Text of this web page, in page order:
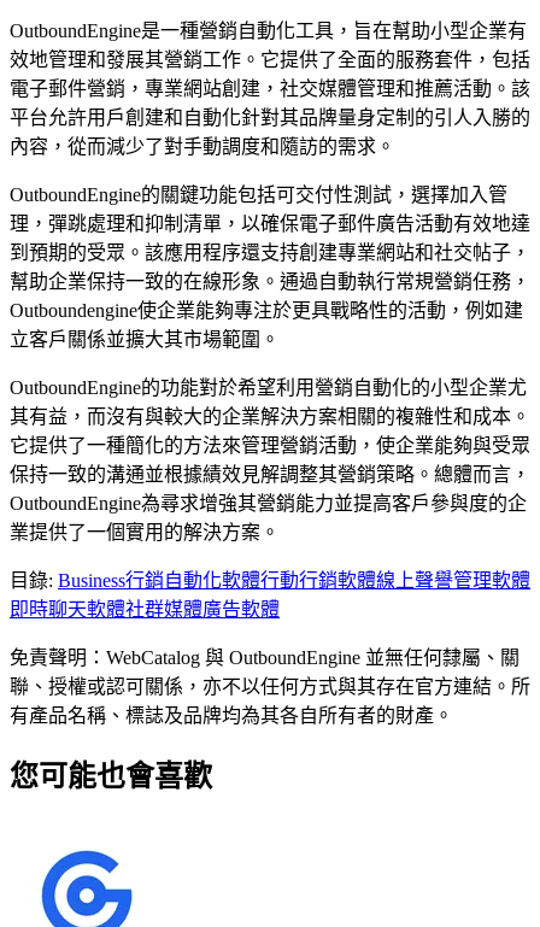
OutboundEngine是一種營銷自動化工具，旨在幫助小型企業有
效地管理和發展其營銷工作。它提供了全面的服務套件，包括
電子郵件營銷，專業網站創建，社交媒體管理和推薦活動。該
平台允許用戶創建和自動化針對其品牌量身定制的引人入勝的
內容，從而減少了對手動調度和隨訪的需求。
OutboundEngine的關鍵功能包括可交付性測試，選擇加入管
理，彈跳處理和抑制清單，以確保電子郵件廣告活動有效地達
到預期的受眾。該應用程序還支持創建專業網站和社交帖子，
幫助企業保持一致的在線形象。通過自動執行常規營銷任務，
Outboundengine使企業能夠專注於更具戰略性的活動，例如建
立客戶關係並擴大其市場範圍。
OutboundEngine的功能對於希望利用營銷自動化的小型企業尤
其有益，而沒有與較大的企業解決方案相關的複雜性和成本。
它提供了一種簡化的方法來管理營銷活動，使企業能夠與受眾
保持一致的溝通並根據績效見解調整其營銷策略。總體而言，
OutboundEngine為尋求增強其營銷能力並提高客戶參與度的企
業提供了一個實用的解決方案。
目錄: Business行銷自動化軟體行動行銷軟體線上聲譽管理軟體
即時聊天軟體社群媒體廣告軟體
免責聲明：WebCatalog 與 OutboundEngine 並無任何隸屬、關
聯、授權或認可關係，亦不以任何方式與其存在官方連結。所
有產品名稱、標誌及品牌均為其各自所有者的財產。
您可能也會喜歡